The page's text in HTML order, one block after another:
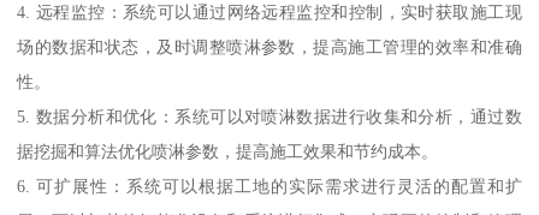
4. 远程监控：系统可以通过网络远程监控和控制，实时获取施工现
场的数据和状态，及时调整喷淋参数，提高施工管理的效率和准确
性。
5. 数据分析和优化：系统可以对喷淋数据进行收集和分析，通过数
据挖掘和算法优化喷淋参数，提高施工效果和节约成本。
6. 可扩展性：系统可以根据工地的实际需求进行灵活的配置和扩